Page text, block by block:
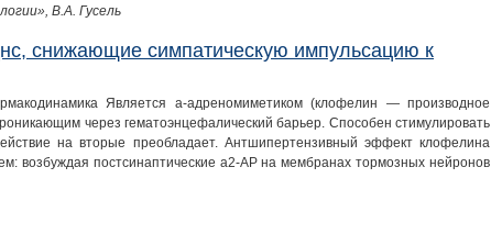
В.А. Гусель
снижающие симпатическую импульсацию к
Является а-адреномиметиком (клофелин — производное
через гематоэнцефалический барьер. Способен стимулировать
на вторые преобладает. Антшипертензивный эффект клофелина
возбуждая постсинаптические а2-АР на мембранах тормозных нейронов